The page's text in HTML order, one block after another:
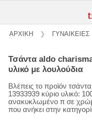
ΑΡΧΙΚΗ ❯ ΓΥΝΑΙΚΕΙΕΣ
τσάντα aldo charisma χρώμα μπεζ, 13933939 κύριο
υλικό με λουλούδια
Βλέπεις το προϊόν
13933939 κύριο υλικό:
ανακυκλωμένο π σε
που ανήκει στην